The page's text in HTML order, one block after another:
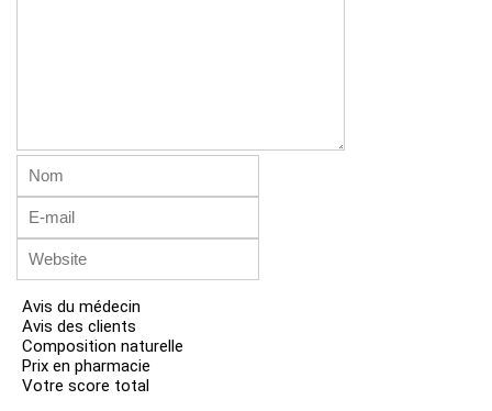
Avis du médecin
Avis des clients
Composition naturelle
Prix ​​en pharmacie
Votre score total